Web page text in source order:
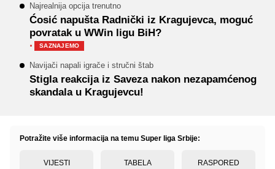
Najrealnija opcija trenutno
Ćosić napušta Radnički iz Kragujevca, moguć
povratak u WWin ligu BiH?
· SAZNAJEMO
Navijači napali igrače i stručni štab
Stigla reakcija iz Saveza nakon nezapamćenog
skandala u Kragujevcu!
Potražite više informacija na temu Super liga Srbije:
VIJESTI TABELA RASPORED